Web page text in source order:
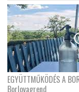
EGYÜTTMŰKÖDÉS A
Borlovagrend